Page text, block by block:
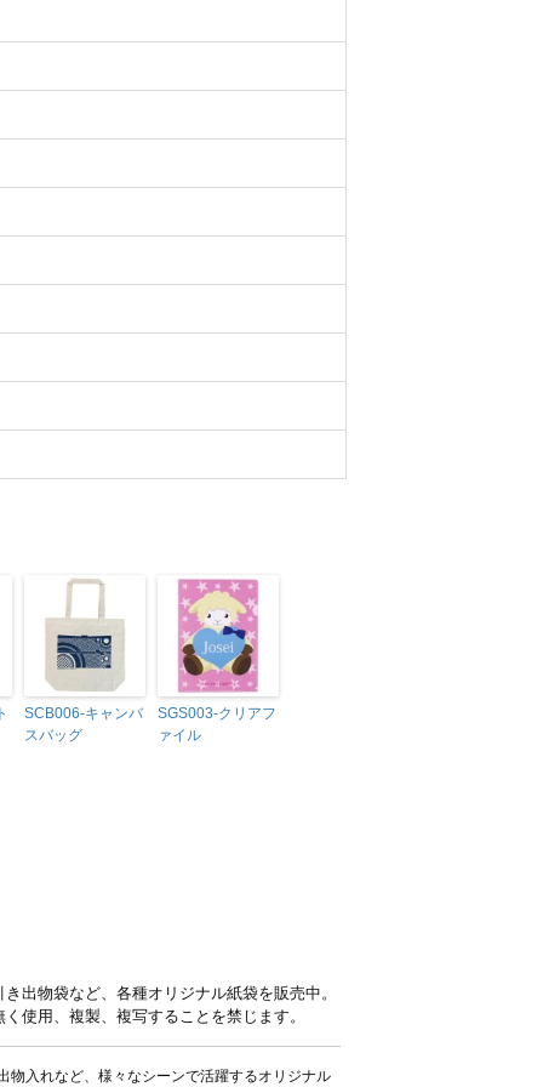
SCB006-キャンバ
スバッグ
SGS003-クリアフ
ァイル
出物袋など、各種オリジナル紙袋を販売中。
使用、複製、複写することを禁じます。
物入れなど、様々なシーンで活躍するオリジナル